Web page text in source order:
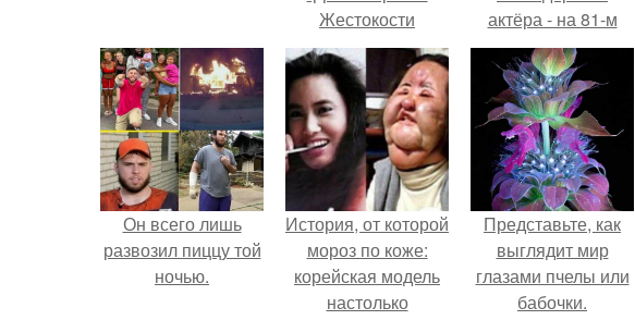
Жестокости
нанесла".
актёра - на 81-м
году жизни не стало
Винсента пасторе.
Он всего лишь
развозил пиццу той
ночью.
История, от которой
мороз по коже:
корейская модель
настолько
Представьте, как
выглядит мир
глазами пчелы или
бабочки.